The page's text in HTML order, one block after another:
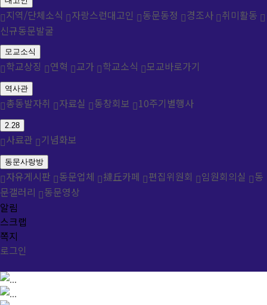
지역/단체소식 자랑스런대고인 동문동정 경조사
취미활동
신규동문발굴
모교소식
학교상징 연혁 교가 학교소식 모교바로가기
역사관
총동발자취 자료실 동창회보 10주기별행사
2.28
사료관 기념화보
동문사랑방
자유게시판 동문업체 撻丘카페 편집위원회 임원회의실
동
문갤러리
동문영상
알림
스크랩
쪽지
로그인